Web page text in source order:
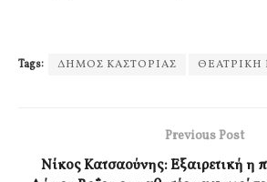
Tags: ΔΗΜΟΣ ΚΑΣΤΟΡΙΑΣ ΘΕΑΤΡΙΚΗ
Previous Post
Νίκος Κατσαούνης: Εξαιρετική η